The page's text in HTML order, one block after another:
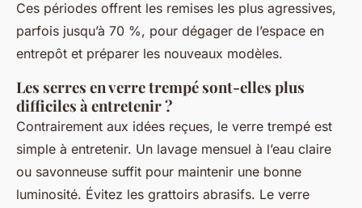
Ces périodes offrent les remises les plus agressives,
parfois jusqu’à 70 %, pour dégager de l’espace en
entrepôt et préparer les nouveaux modèles.
Les serres en verre trempé sont-elles plus
difficiles à entretenir ?
Contrairement aux idées reçues, le verre trempé est
simple à entretenir. Un lavage mensuel à l’eau claire
ou savonneuse suffit pour maintenir une bonne
luminosité. Évitez les grattoirs abrasifs. Le verre